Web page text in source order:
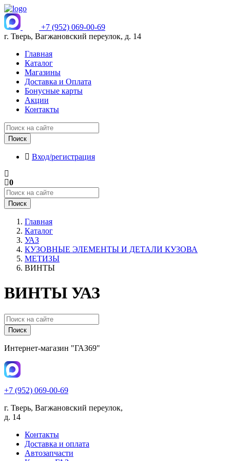
+7 (952) 069-00-69
г. Тверь, Вагжановский переулок, д. 14
Главная
Каталог
Магазины
Доставка и Оплата
Бонусные карты
Акции
Контакты
Поиск
Вход/регистрация
0
Поиск
Главная
Каталог
УАЗ
КУЗОВНЫЕ ЭЛЕМЕНТЫ И ДЕТАЛИ КУЗОВА
МЕТИЗЫ
ВИНТЫ
ВИНТЫ УАЗ
Поиск
Интернет-магазин "ГАЗ69"
+7 (952) 069-00-69
г. Тверь, Вагжановский переулок,
д. 14
Контакты
Доставка и оплата
Автозапчасти